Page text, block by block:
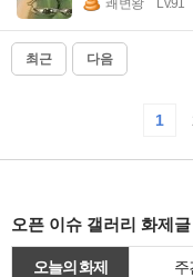
쾌변왕 Lv.91
최근 다음
1
오픈 이슈 갤러리 화제글
오늘의 화제 주